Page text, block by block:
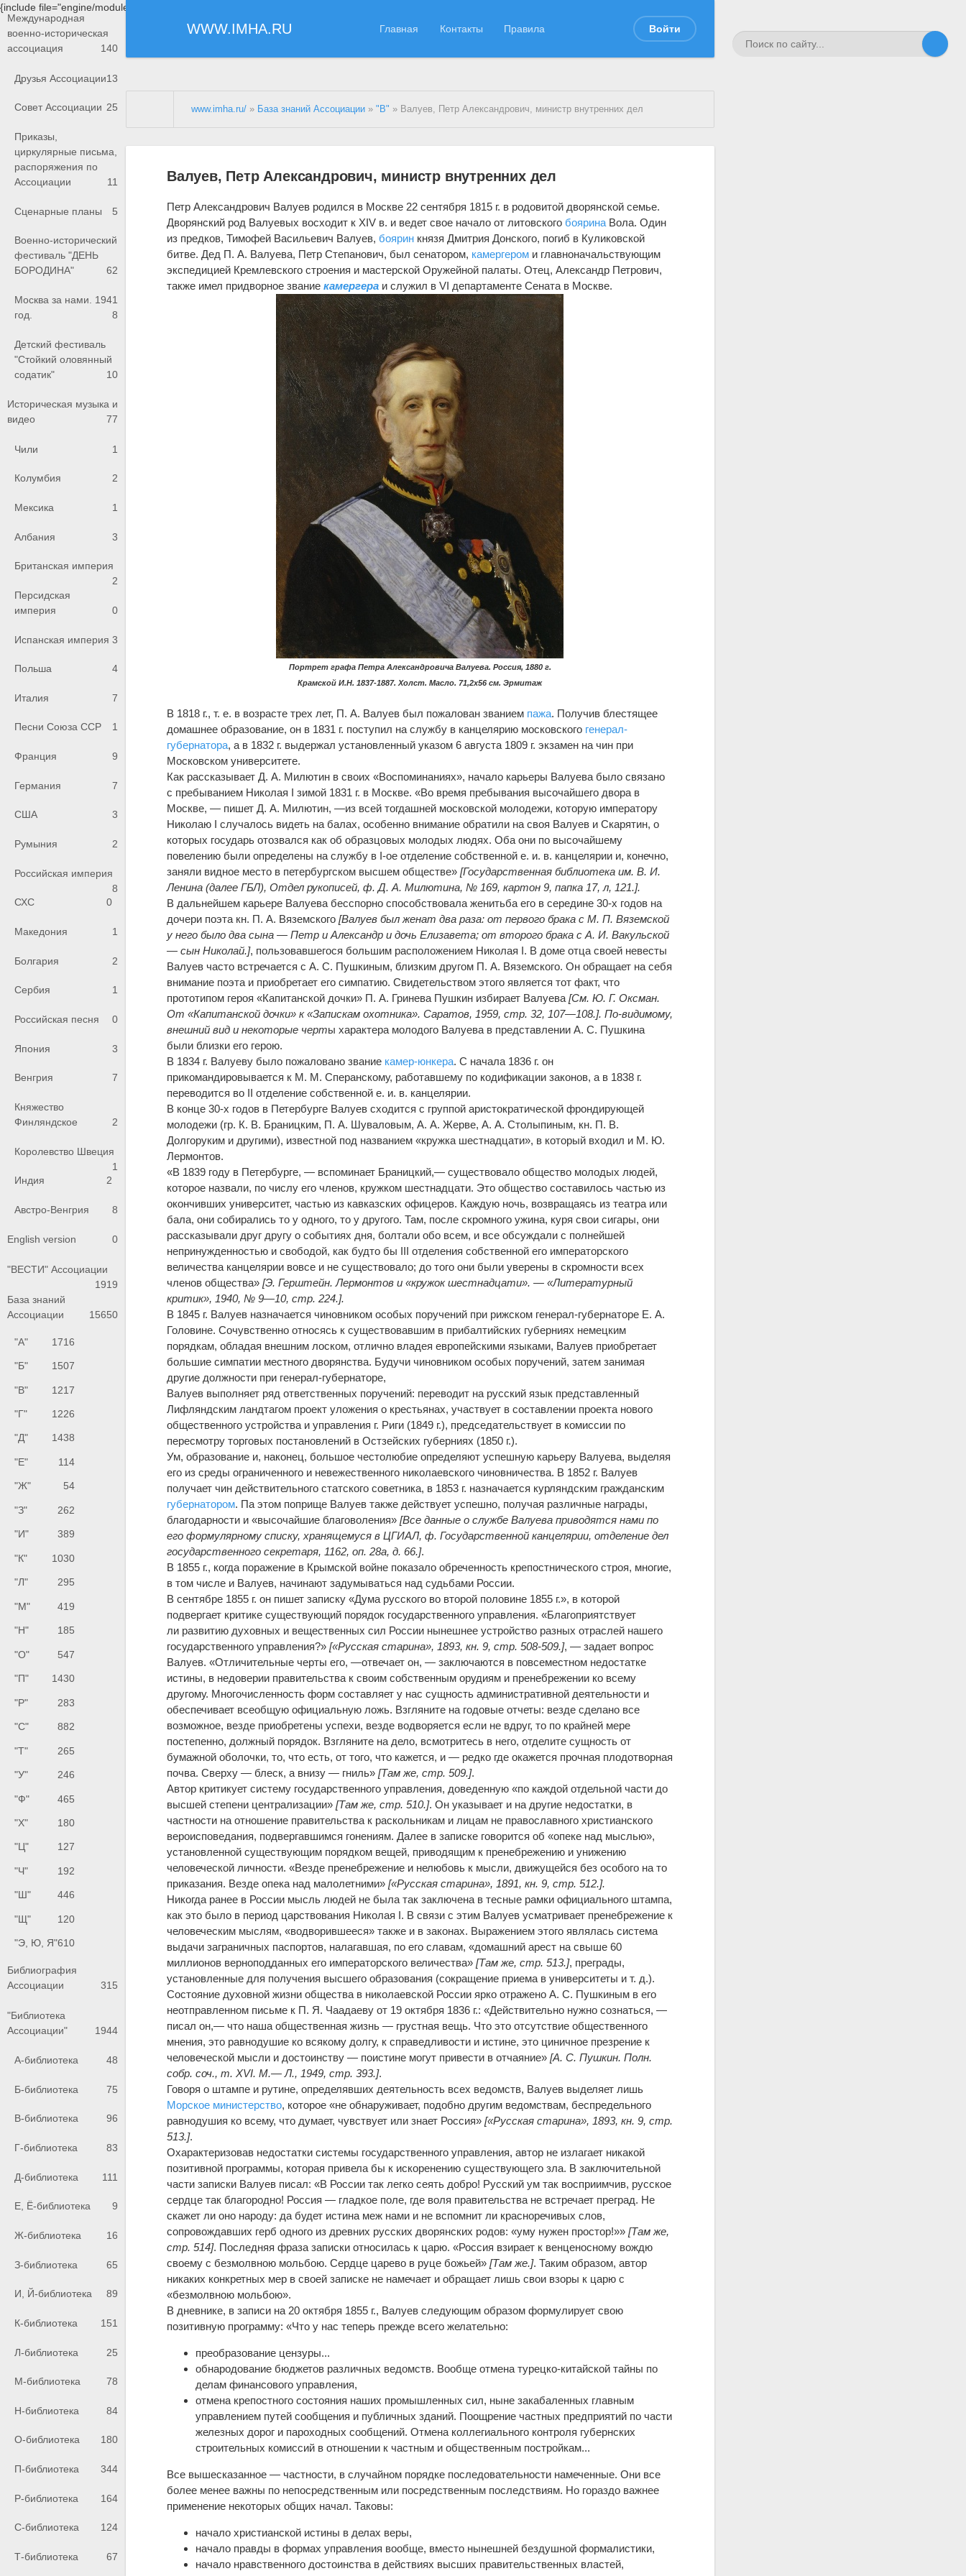
{include file="engine/modules/saperu/head.php"}
WWW.IMHA.RU Главная Контакты Правила Войти
Международная
военно-историческая
ассоциация
140
Друзья Ассоциации13
Совет Ассоциации 25
Приказы,
циркулярные письма,
распоряжения по
Ассоциации
11
Сценарные планы 5
Военно-исторический
фестиваль "ДЕНЬ
БОРОДИНА"
62
Москва за нами. 1941
год.
8
Детский фестиваль
"Стойкий оловянный
содатик"
10
Историческая музыка и
видео
77
Чили 1
Колумбия 2
Мексика 1
Албания 3
Британская империя
2
Персидская
империя
0
Испанская империя 3
Польша 4
Италия 7
Песни Союза ССР 1
Франция 9
Германия 7
США 3
Румыния 2
Российская империя
8
СХС
0
Македония 1
Болгария 2
Сербия 1
Российская песня 0
Япония 3
Венгрия 7
Княжество
Финляндское
2
Королевство Швеция
1
Индия
2
Австро-Венгрия 8
English version 0
"ВЕСТИ" Ассоциации
1919
База знаний
Ассоциации
15650
"А" 1716
"Б" 1507
"В" 1217
"Г" 1226
"Д" 1438
"Е" 114
"Ж" 54
"З" 262
"И" 389
"К" 1030
"Л" 295
"М" 419
"Н" 185
"О" 547
"П" 1430
"Р" 283
"С" 882
"Т" 265
"У" 246
"Ф" 465
"Х" 180
"Ц" 127
"Ч" 192
"Ш" 446
"Щ" 120
"Э, Ю, Я"610
Библиография
Ассоциации
315
"Библиотека
Ассоциации"
1944
А-библиотека 48
Б-библиотека 75
В-библиотека 96
Г-библиотека 83
Д-библиотека 111
Е, Ё-библиотека 9
Ж-библиотека 16
З-библиотека 65
И, Й-библиотека 89
К-библиотека 151
Л-библиотека 25
М-библиотека 78
Н-библиотека 84
О-библиотека 180
П-библиотека 344
Р-библиотека 164
С-библиотека 124
Т-библиотека 67
www.imha.ru/ » База знаний Ассоциации »"В" » Валуев, Петр Александрович, министр внутренних дел
Валуев, Петр Александрович, министр внутренних дел
Петр Александрович Валуев родился в Москве 22 сентября 1815 г. в родовитой дворянской семье.
Дворянский род Валуевых восходит к XIV в. и ведет свое начало от литовского боярина Вола. Один
из предков, Тимофей Васильевич Валуев, боярин князя Дмитрия Донского, погиб в Куликовской
битве. Дед П. А. Валуева, Петр Степанович, был сенатором, камергером и главноначальствующим
экспедицией Кремлевского строения и мастерской Оружейной палаты. Отец, Александр Петрович,
также имел придворное званиекамергера и служил в VI департаменте Сената в Москве.
Портрет графа Петра Александровича Валуева. Россия, 1880 г.
Крамской И.Н. 1837-1887. Холст. Масло. 71,2х56 см. Эрмитаж
В 1818 г., т. е. в возрасте трех лет, П. А. Валуев был пожалован званием пажа. Получив блестящее
домашнее образование, он в 1831 г. поступил на службу в канцелярию московского генерал-
губернатора, а в 1832 г. выдержал установленный указом 6 августа 1809 г. экзамен на чин при
Московском университете.
Как рассказывает Д. А. Милютин в своих «Воспоминаниях», начало карьеры Валуева было связано
с пребыванием Николая I зимой 1831 г. в Москве. «Во время пребывания высочайшего двора в
Москве, — пишет Д. А. Милютин, —из всей тогдашней московской молодежи, которую императору
Николаю I случалось видеть на балах, особенно внимание обратили на своя Валуев и Скарятин, о
которых государь отозвался как об образцовых молодых людях. Оба они по высочайшему
повелению были определены на службу в І-ое отделение собственной е. и. в. канцелярии и, конечно,
заняли видное место в петербургском высшем обществе» [Государственная библиотека им. В. И.
Ленина (далее ГБЛ), Отдел рукописей, ф. Д. А. Милютина, № 169, картон 9, папка 17, л, 121.].
В дальнейшем карьере Валуева бесспорно способствовала женитьба его в середине 30-х годов на
дочери поэта кн. П. А. Вяземского[Валуев был женат два раза: от первого брака с М. П. Вяземской
у него было два сына — Петр и Александр и дочь Елизавета; от второго брака с А. И. Вакульской
— сын Николай.], пользовавшегося большим расположением Николая I. В доме отца своей невесты
Валуев часто встречается с А. С. Пушкиным, близким другом П. А. Вяземского. Он обращает на себя
внимание поэта и приобретает его симпатию. Свидетельством этого является тот факт, что
прототипом героя «Капитанской дочки» П. А. Гринева Пушкин избирает Валуева [См. Ю. Г. Оксман.
От «Капитанской дочки» к «Запискам охотника». Саратов, 1959, стр. 32, 107—108.]. По-видимому,
внешний вид и некоторые черты характера молодого Валуева в представлении А. С. Пушкина
были близки его герою.
В 1834 г. Валуеву было пожаловано звание камер-юнкера. С начала 1836 г. он
прикомандировывается к М. М. Сперанскому, работавшему по кодификации законов, а в 1838 г.
переводится во II отделение собственной е. и. в. канцелярии.
В конце 30-х годов в Петербурге Валуев сходится с группой аристократической фрондирующей
молодежи (гр. К. В. Браницким, П. А. Шуваловым, А. А. Жерве, А. А. Столыпиным, кн. П. В.
Долгоруким и другими), известной под названием «кружка шестнадцати», в который входил и М. Ю.
Лермонтов.
«В 1839 году в Петербурге, — вспоминает Браницкий,— существовало общество молодых людей,
которое назвали, по числу его членов, кружком шестнадцати. Это общество составилось частью из
окончивших университет, частью из кавказских офицеров. Каждую ночь, возвращаясь из театра или
бала, они собирались то у одного, то у другого. Там, после скромного ужина, куря свои сигары, они
рассказывали друг другу о событиях дня, болтали обо всем, и все обсуждали с полнейшей
непринужденностью и свободой, как будто бы III отделения собственной его императорского
величества канцелярии вовсе и не существовало; до того они были уверены в скромности всех
членов общества»[Э. Герштейн. Лермонтов и «кружок шестнадцати». — «Литературный
критик», 1940, № 9—10, стр. 224.].
В 1845 г. Валуев назначается чиновником особых поручений при рижском генерал-губернаторе Е. А.
Головине. Сочувственно относясь к существовавшим в прибалтийских губерниях немецким
порядкам, обладая внешним лоском, отлично владея европейскими языками, Валуев приобретает
большие симпатии местного дворянства. Будучи чиновником особых поручений, затем занимая
другие должности при генерал-губернаторе,
Валуев выполняет ряд ответственных поручений: переводит на русский язык представленный
Лифляндским ландтагом проект уложения о крестьянах, участвует в составлении проекта нового
общественного устройства и управления г. Риги (1849 г.), председательствует в комиссии по
пересмотру торговых постановлений в Остзейских губерниях (1850 г.).
Ум, образование и, наконец, большое честолюбие определяют успешную карьеру Валуева, выделяя
его из среды ограниченного и невежественного николаевского чиновничества. В 1852 г. Валуев
получает чин действительного статского советника, в 1853 г. назначается курляндским гражданским
губернатором. Па этом поприще Валуев также действует успешно, получая различные награды,
благодарности и «высочайшие благоволения»[Все данные о службе Валуева приводятся нами по
его формулярному списку, хранящемуся в ЦГИАЛ, ф. Государственной канцелярии, отделение дел
государственного секретаря, 1162, оп. 28а, д. 66.].
В 1855 г., когда поражение в Крымской войне показало обреченность крепостнического строя, многие,
в том числе и Валуев, начинают задумываться над судьбами России.
В сентябре 1855 г. он пишет записку «Дума русского во второй половине 1855 г.», в которой
подвергает критике существующий порядок государственного управления. «Благоприятствует
ли развитию духовных и вещественных сил России нынешнее устройство разных отраслей нашего
государственного управления?»[«Русская старина», 1893, кн. 9, стр. 508-509.], — задает вопрос
Валуев. «Отличительные черты его, —отвечает он, — заключаются в повсеместном недостатке
истины, в недоверии правительства к своим собственным орудиям и пренебрежении ко всему
другому. Многочисленность форм составляет у нас сущность административной деятельности и
обеспечивает всеобщую официальную ложь. Взгляните на годовые отчеты: везде сделано все
возможное, везде приобретены успехи, везде водворяется если не вдруг, то по крайней мере
постепенно, должный порядок. Взгляните на дело, всмотритесь в него, отделите сущность от
бумажной оболочки, то, что есть, от того, что кажется, и — редко где окажется прочная плодотворная
почва. Сверху — блеск, а внизу — гниль»[Там же, стр. 509.].
Автор критикует систему государственного управления, доведенную «по каждой отдельной части до
высшей степени централизации»[Там же, стр. 510.]. Он указывает и на другие недостатки, в
частности на отношение правительства к раскольникам и лицам не православного христианского
вероисповедания, подвергавшимся гонениям. Далее в записке говорится об «опеке над мыслью»,
установленной существующим порядком вещей, приводящим к пренебрежению и унижению
человеческой личности. «Везде пренебрежение и нелюбовь к мысли, движущейся без особого на то
приказания. Везде опека над малолетними» [«Русская старина», 1891, кн. 9, стр. 512.].
Никогда ранее в России мысль людей не была так заключена в тесные рамки официального штампа,
как это было в период царствования Николая I. В связи с этим Валуев усматривает пренебрежение к
человеческим мыслям, «водворившееся» также и в законах. Выражением этого являлась система
выдачи заграничных паспортов, налагавшая, по его славам, «домашний арест на свыше 60
миллионов верноподданных его императорского величества»[Там же, стр. 513.], преграды,
установленные для получения высшего образования (сокращение приема в университеты и т. д.).
Состояние духовной жизни общества в николаевской России ярко отражено А. С. Пушкиным в его
неотправленном письме к П. Я. Чаадаеву от 19 октября 1836 г.: «Действительно нужно сознаться, —
писал он,— что наша общественная жизнь — грустная вещь. Что это отсутствие общественного
мнения, это равнодушие ко всякому долгу, к справедливости и истине, это циничное презрение к
человеческой мысли и достоинству — поистине могут привести в отчаяние»[А. С. Пушкин. Полн.
собр. соч., т. XVI. М.— Л., 1949, стр. 393.].
Говоря о штампе и рутине, определявших деятельность всех ведомств, Валуев выделяет лишь
Морское министерство, которое «не обнаруживает, подобно другим ведомствам, беспредельного
равнодушия ко всему, что думает, чувствует или знает Россия»[«Русская старина», 1893, кн. 9, стр.
513.].
Охарактеризовав недостатки системы государственного управления, автор не излагает никакой
позитивной программы, которая привела бы к искоренению существующего зла. В заключительной
части записки Валуев писал: «В России так легко сеять добро! Русский ум так восприимчив, русское
сердце так благородно! Россия — гладкое поле, где воля правительства не встречает преград. Не
скажет ли оно народу: да будет истина меж нами и не вспомнит ли красноречивых слов,
сопровождавших герб одного из древних русских дворянских родов: «уму нужен простор!»»[Там же,
стр. 514]. Последняя фраза записки относилась к царю. «Россия взирает к венценосному вождю
своему с безмолвною мольбою. Сердце царево в руце божьей»[Там же.]. Таким образом, автор
никаких конкретных мер в своей записке не намечает и обращает лишь свои взоры к царю с
«безмолвною мольбою».
В дневнике, в записи на 20 октября 1855 г., Валуев следующим образом формулирует свою
позитивную программу: «Что у нас теперь прежде всего желательно:
преобразование цензуры...
обнародование бюджетов различных ведомств. Вообще отмена турецко-китайской тайны по
делам финансового управления,
отмена крепостного состояния наших промышленных сил, ныне закабаленных главным
управлением путей сообщения и публичных зданий. Поощрение частных предприятий по части
железных дорог и пароходных сообщений. Отмена коллегиального контроля губернских
строительных комиссий в отношении к частным и общественным постройкам...
Все вышесказанное — частности, в случайном порядке последовательности намеченные. Они все
более менее важны по непосредственным или посредственным последствиям. Но гораздо важнее
применение некоторых общих начал. Таковы:
начало христианской истины в делах веры,
начало правды в формах управления вообще, вместо нынешней бездушной формалистики,
начало нравственного достоинства в действиях высших правительственных властей,